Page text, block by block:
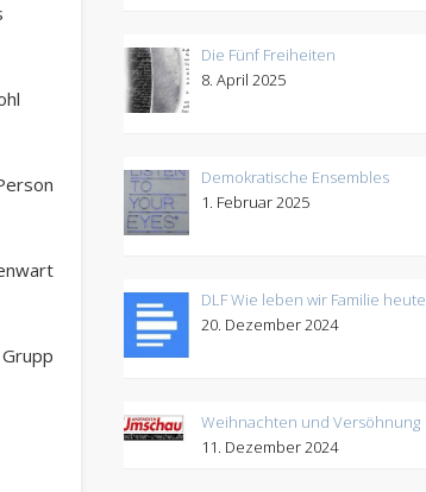
Die Fünf Freiheiten
8. April 2025
Demokratische Ensembles
1. Februar 2025
DLF Wie leben wir Familie heute
20. Dezember 2024
Weihnachten und Versöhnung
11. Dezember 2024